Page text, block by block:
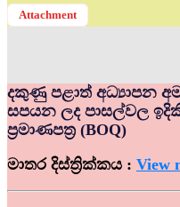
Attachment
දකුණු පළාත් අධ්‍යාපන
සපයන ලද පාසල්වල
ප්‍රමාණපත්‍ර (BOQ)
මාතර දිස්ත්‍රික්කය : View